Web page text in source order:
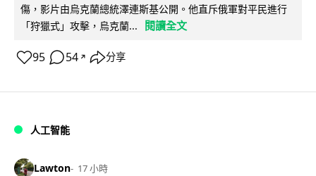
傷，影片由烏克蘭總統澤連斯基公開。他直斥俄軍對平民進行
「狩獵式」攻擊，烏克蘭...
閱讀全文
95 54 ↗ 分享
人工智能
Lawton 17 小時